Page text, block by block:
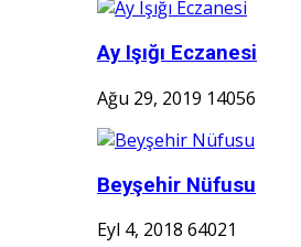
Ay Işığı Eczanesi
Ağu 29, 2019 14056
Beyşehir Nüfusu
Eyl 4, 2018 64021